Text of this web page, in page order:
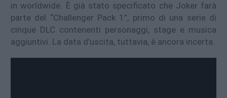
in worldwide. È già stato specificato che Joker farà
parte del “Challenger Pack 1”, primo di una serie di
cinque DLC contenenti personaggi, stage e musica
aggiuntivi. La data d’uscita, tuttavia, è ancora incerta.